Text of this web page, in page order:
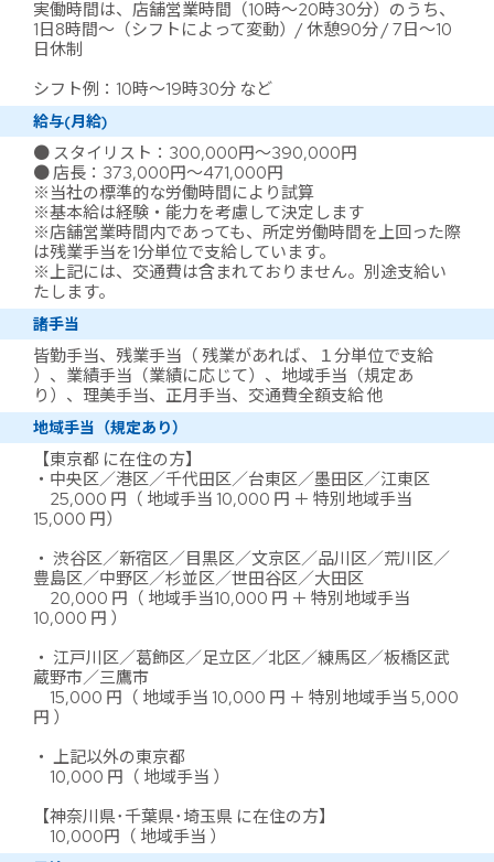
実働時間は、店舗営業時間（10時～20時30分）のうち、
1日8時間～（シフトによって変動）/ 休憩90分 / 7日～10
日休制
シフト例：10時～19時30分 など
給与(月給)
● スタイリスト：300,000円～390,000円
● 店長：373,000円～471,000円
※当社の標準的な労働時間により試算
※基本給は経験・能力を考慮して決定します
※店舗営業時間内であっても、所定労働時間を上回った際
は残業手当を1分単位で支給しています。
※上記には、交通費は含まれておりません。別途支給い
たします。
諸手当
皆勤手当、残業手当（ 残業があれば、１分単位で支給
）、業績手当（業績に応じて）、地域手当（規定あ
り）、理美手当、正月手当、交通費全額支給 他
地域手当（規定あり）
【東京都 に在住の方】
・中央区／港区／千代田区／台東区／墨田区／江東区
25,000 円（ 地域手当 10,000 円 ＋ 特別地域手当
15,000 円）
・ 渋谷区／新宿区／目黒区／文京区／品川区／荒川区／
豊島区／中野区／杉並区／世田谷区／大田区
20,000 円（ 地域手当10,000 円 ＋ 特別地域手当
10,000 円 ）
・ 江戸川区／葛飾区／足立区／北区／練馬区／板橋区武
蔵野市／三鷹市
15,000 円（ 地域手当 10,000 円 ＋ 特別地域手当 5,000
円 ）
・ 上記以外の東京都
10,000 円（ 地域手当 ）
【神奈川県･千葉県･埼玉県 に在住の方】
10,000円（ 地域手当 ）